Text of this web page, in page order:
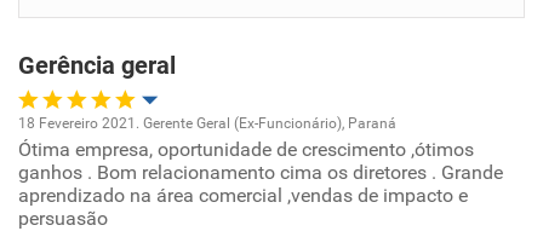
Gerência geral
Oportunidade de promoção
Ambiente de trabalho
18 Fevereiro 2021. Gerente Geral (Ex-Funcionário), Paraná
Ótima empresa, oportunidade de crescimento ,ótimos
ganhos . Bom relacionamento cima os diretores . Grande
aprendizado na área comercial ,vendas de impacto e
persuasão